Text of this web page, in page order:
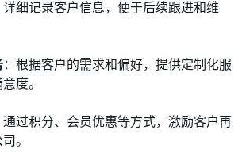
详细记录客户信息，便于后续跟进和维
：根据客户的需求和偏好，提供定制化服
度。
通过积分、会员优惠等方式，激励客户再
。